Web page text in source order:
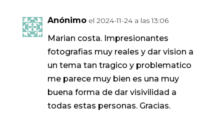
Anónimo el 2024-11-24 a las 13:06
Marian costa. Impresionantes
fotografias muy reales y dar vision a
un tema tan tragico y problematico
me parece muy bien es una muy
buena forma de dar visivilidad a
todas estas personas. Gracias.